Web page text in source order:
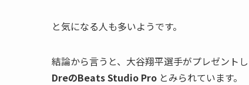
と気になる人も多いようです。
結論から言うと、大谷翔平選手がプレゼント
DreのBeats Studio Pro とみられています。